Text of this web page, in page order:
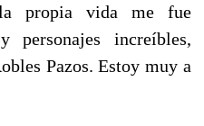
propia vida me fue
personajes increíbles,
Pazos. Estoy muy a